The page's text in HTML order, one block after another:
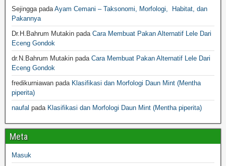
SejinggapadaAyam Cemani – Taksonomi, Morfologi, Habitat, dan
Pakannya
Dr.H.Bahrum Mutakin pada Cara Membuat Pakan Alternatif Lele Dari
Eceng Gondok
dr.N.Bahrum Mutakin pada Cara Membuat Pakan Alternatif Lele Dari
Eceng Gondok
fredikurniawan pada Klasifikasi dan Morfologi Daun Mint (Mentha
piperita)
naufal pada Klasifikasi dan Morfologi Daun Mint (Mentha piperita)
Meta
Masuk